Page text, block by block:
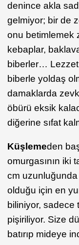
denince akla
gelmiyor; bir de
onu betimlemek
kebaplar,
biberler… Lezzet
biberle yoldaş
damaklarda
öbürü eksik
diğerine sıfat
Küşlemeden
omurgasının iki
cm uzunluğunda
olduğu için en
biliniyor, sadece
pişiriliyor. Size
batırıp mideye